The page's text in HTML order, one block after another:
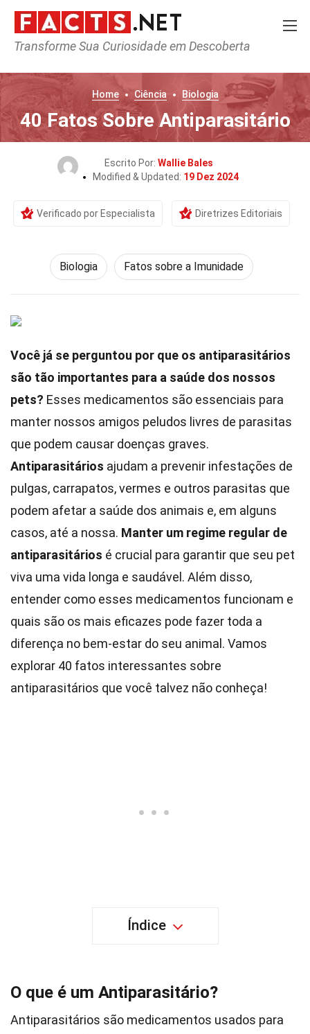
Transforme Sua Curiosidade em Descoberta
Home Ciência Biologia
40 Fatos Sobre Antiparasitário
Escrito Por: Wallie Bales
Modified & Updated: 19 Dez 2024
Verificado por Especialista Diretrizes Editoriais
Biologia Fatos sobre a Imunidade
Você já se perguntou por que os antiparasitários
são tão importantes para a saúde dos nossos
pets? Esses medicamentos são essenciais para
manter nossos amigos peludos livres de parasitas
que podem causar doenças graves.
Antiparasitários ajudam a prevenir infestações de
pulgas, carrapatos, vermes e outros parasitas que
podem afetar a saúde dos animais e, em alguns
casos, até a nossa. Manter um regime regular de
antiparasitários é crucial para garantir que seu pet
viva uma vida longa e saudável. Além disso,
entender como esses medicamentos funcionam e
quais são os mais eficazes pode fazer toda a
diferença no bem-estar do seu animal. Vamos
explorar 40 fatos interessantes sobre
antiparasitários que você talvez não conheça!
Índice
O que é um Antiparasitário?
Antiparasitários são medicamentos usados para